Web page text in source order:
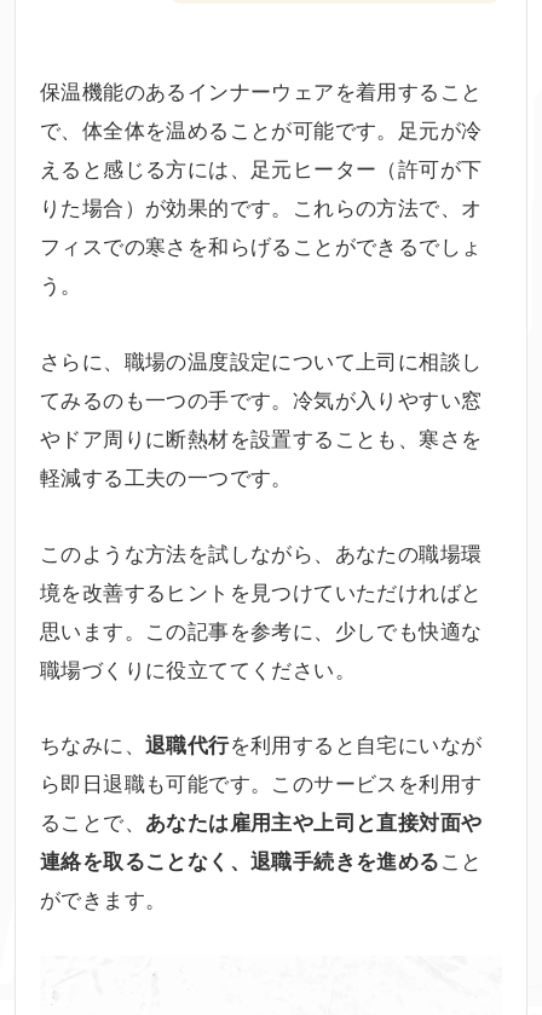
保温機能のあるインナーウェアを着用すること
で、体全体を温めることが可能です。足元が冷
えると感じる方には、足元ヒーター（許可が下
りた場合）が効果的です。これらの方法で、オ
フィスでの寒さを和らげることができるでしょ
う。
さらに、職場の温度設定について上司に相談し
てみるのも一つの手です。冷気が入りやすい窓
やドア周りに断熱材を設置することも、寒さを
軽減する工夫の一つです。
このような方法を試しながら、あなたの職場環
境を改善するヒントを見つけていただければと
思います。この記事を参考に、少しでも快適な
職場づくりに役立ててください。
ちなみに、 退職代行を利用すると自宅にいなが
ら即日退職も可能です。このサービスを利用す
ることで、 あなたは雇用主や上司と直接対面や
連絡を取ることなく、退職手続きを進めること
ができます。